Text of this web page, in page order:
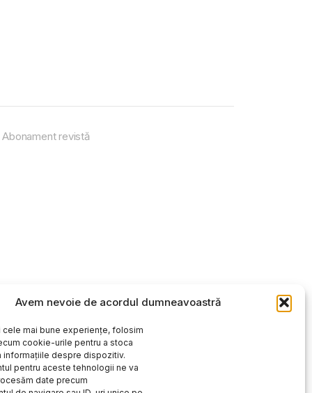
Avem nevoie de acordul dumneavoastră
cele mai bune experiențe, folosim
cookie-urile pentru a stoca
informațiile despre dispozitiv.
pentru aceste tehnologii ne va
date precum
Abonament revistă